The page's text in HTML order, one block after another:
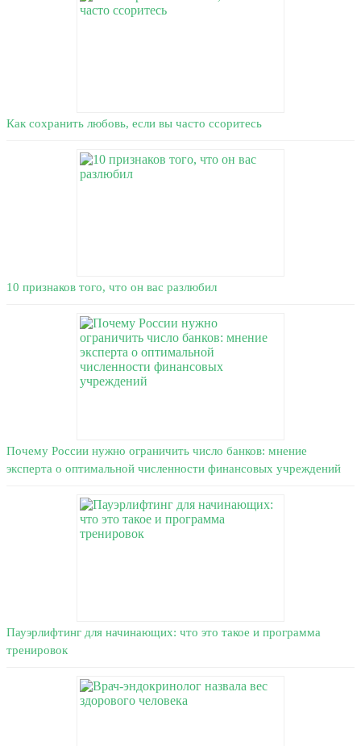
Как сохранить любовь, если вы часто ссоритесь
10 признаков того, что он вас разлюбил
Почему России нужно ограничить число банков: мнение
эксперта о оптимальной численности финансовых учреждений
Пауэрлифтинг для начинающих: что это такое и программа
тренировок